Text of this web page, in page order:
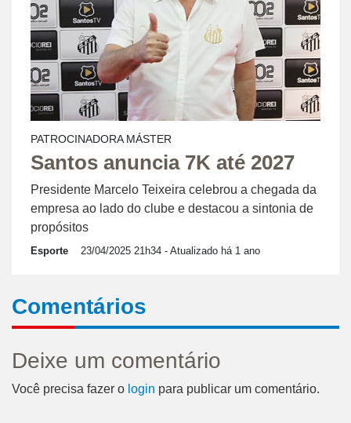
PATROCINADORA MÁSTER
Santos anuncia 7K até 2027
Presidente Marcelo Teixeira celebrou a chegada da
empresa ao lado do clube e destacou a sintonia de
propósitos
Esporte 23/04/2025 21h34 - Atualizado há 1 ano
Comentários
Deixe um comentário
Você precisa fazer o login para publicar um comentário.